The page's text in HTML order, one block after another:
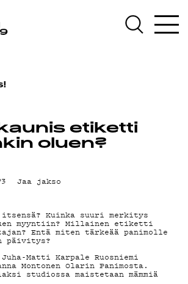
etiketti
oluen?
Jaa jakso
Kuinka suuri merkitys
myyntiin? Millainen etiketti
Entä miten tärkeää panimolle
päivitys?
Matti Karpale Ruosniemi
Montonen Olarin Panimosta.
studiossa maistetaan mämmiä